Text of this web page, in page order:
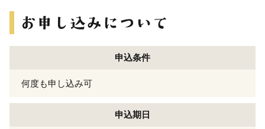
申込条件
何度も申し込み可
申込期日